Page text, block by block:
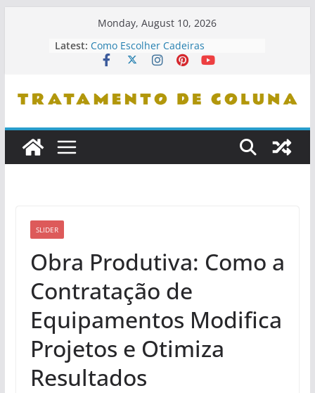
Monday, August 10, 2026
Latest: Como Escolher Cadeiras
Ergonômicas
Dicas De Leitura Para Entender
Como Se Levantar Corretamente Da
SLIDER
Obra Produtiva: Como a
Contratação de
Equipamentos Modifica
Projetos e Otimiza
Resultados